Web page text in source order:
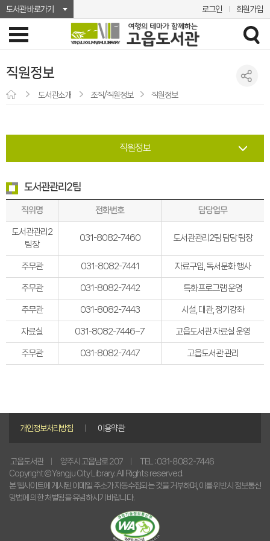
도서관 바로가기 로그인 회원가입
직원정보
도서관소개 조직/직원정보 직원정보
직원정보
도서관관리2팀
직위명 전화번호 담당업무
도서관관리2
팀장
031-8082-7460 도서관관리2팀 담당 팀장
주무관 031-8082-7441 자료구입, 독서문화 행사
주무관 031-8082-7442 특화프로그램 운영
주무관 031-8082-7443 시설, 대관, 정기강좌
자료실 031-8082-7446~7 고읍도서관 자료실 운영
주무관 031-8082-7447 고읍도서관 관리
개인정보처리방침 이용약관
고읍도서관 양주시 고읍남로 207 TEL : 031-8082-7446
Copyright © Yangju City Library. All Rights reserved.
본 웹사이트에 게시된 이메일 주소가 자동수집되는 것을 거부하며, 이를 위반시 정보통신
망법에 의한 처벌됨을 유념하시기 바랍니다.